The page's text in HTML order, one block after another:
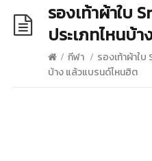
รองเท้าผ้าใบ
ประเภทไหนบ้
/ กีฬา / รองเท้าผ้าใบ
บ้าง แล้วแบรนด์ไหนฮิต